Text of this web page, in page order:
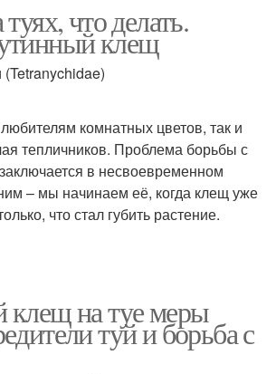
что делать.
клещ
комнатных цветов, так и
тепличников. Проблема борьбы с
в несвоевременном
– мы начинаем её, когда клещ уже
что стал губить растение.
клещ на туе меры
туй и борьба с